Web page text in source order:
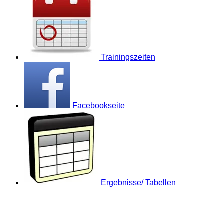
Trainingszeiten
Facebookseite
Ergebnisse/ Tabellen